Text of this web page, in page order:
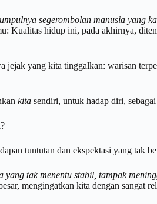
segerombolan manusia yang
Kualitas hidup ini, pada akhirnya,
yang kita tinggalkan: warisan
kita sendiri, untuk hadap diri,
tuntutan dan ekspektasi yang tak
tak menentu stabil, tampak
mengingatkan kita dengan sangat